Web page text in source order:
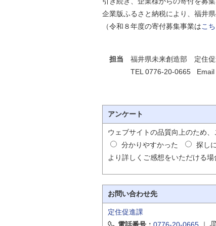
企業版ふるさと納税により、福井
（令和８年度の寄付募集事業はこ
担当 福井県未来創造部 定住
TEL 0776-20-0665 Email
アンケート
ウェブサイトの品質向上のため
分かりやすかった
探し
より詳しくご感想をいただける場
お問い合わせ先
定住促進課
電話番号： 0776-20-0665 ｜